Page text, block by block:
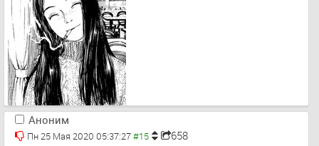
Аноним
Пн 25 Мая 2020 05:37:27 658